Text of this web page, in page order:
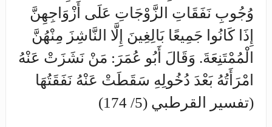
وُجُوبِ نَفَقَاتِ الزَّوْجَاتِ عَلَى أَزْوَاجِهِنَّ
إِذَا كَانُوا جَمِيعًا بَالِغِينَ إِلَّا النَّاشِزَ مِنْهُنَّ
الْمُمْتَنِعَةَ. وَقَالَ أَبُو عُمَرَ: مَنْ نَشَزَتْ عَنْهُ
امْرَأَتُهُ بَعْدَ دُخُولِهِ سَقَطَتْ عَنْهُ نَفَقَتُهَا
(تفسير القرطبي (5/ 174)